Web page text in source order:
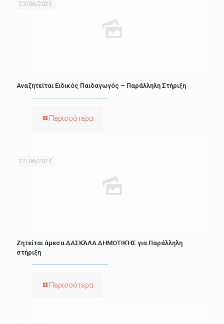
23/06/2025
Αναζητείται Ειδικός Παιδαγωγός – Παράλληλη Στήριξη
Περισσότερα
12/06/2024
Ζητείται άμεσα ΔΑΣΚΆΛΑ ΔΗΜΟΤΙΚΉΣ για Παράλληλη
στήριξη
Περισσότερα